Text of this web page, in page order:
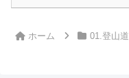
ホーム 01.登山